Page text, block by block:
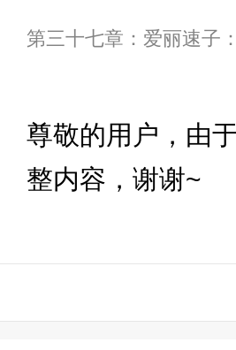
第三十七章：爱丽速子
尊敬的用户，由
整内容，谢谢~